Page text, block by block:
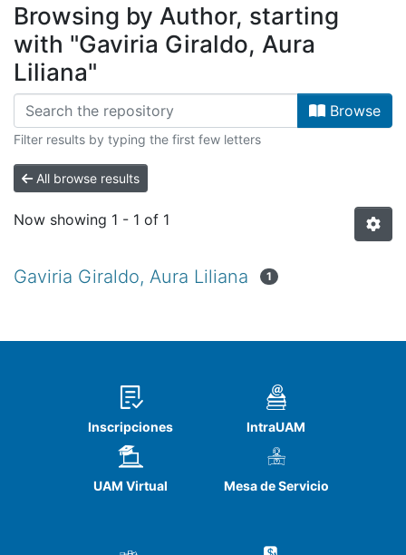
Log In(current)
Browsing by Author, starting
with "Gaviria Giraldo, Aura
Liliana"
Browse
Filter results by typing the first few letters
All browse results
Now showing 1 - 1 of 1
Gaviria Giraldo, Aura Liliana 1
Inscripciones IntraUAM
UAM Virtual Mesa de Servicio